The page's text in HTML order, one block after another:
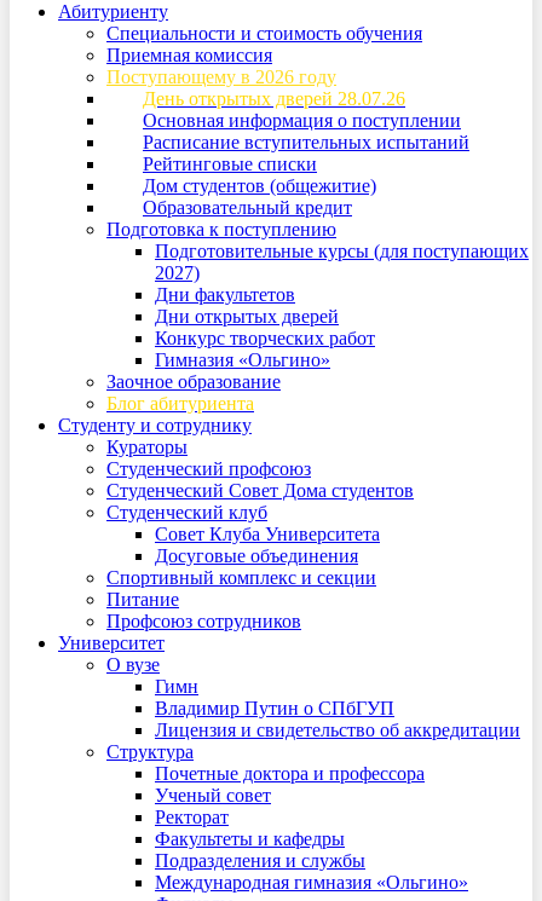
Абитуриенту
Специальности и стоимость обучения
Приемная комиссия
Поступающему в 2026 году
День открытых дверей 28.07.26
Основная информация о поступлении
Расписание вступительных испытаний
Рейтинговые списки
Дом студентов (общежитие)
Образовательный кредит
Подготовка к поступлению
Подготовительные курсы (для поступающих
2027)
Дни факультетов
Дни открытых дверей
Конкурс творческих работ
Гимназия «Ольгино»
Заочное образование
Блог абитуриента
Студенту и сотруднику
Кураторы
Студенческий профсоюз
Студенческий Совет Дома студентов
Студенческий клуб
Совет Клуба Университета
Досуговые объединения
Спортивный комплекс и секции
Питание
Профсоюз сотрудников
Университет
О вузе
Гимн
Владимир Путин о СПбГУП
Лицензия и свидетельство об аккредитации
Структура
Почетные доктора и профессора
Ученый совет
Ректорат
Факультеты и кафедры
Подразделения и службы
Международная гимназия «Ольгино»